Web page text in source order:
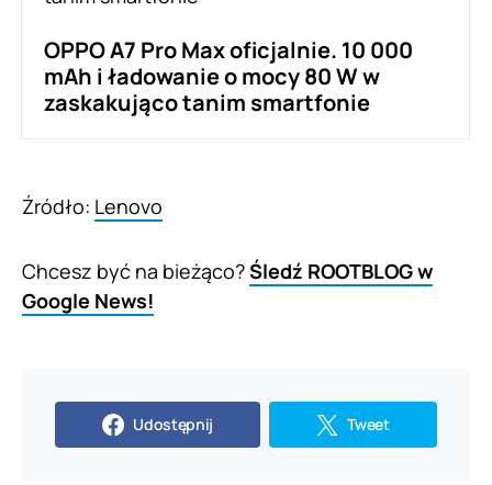
OPPO A7 Pro Max oficjalnie. 10 000
mAh i ładowanie o mocy 80 W w
zaskakująco tanim smartfonie
Źródło: Lenovo
Chcesz być na bieżąco?Śledź ROOTBLOG w
Google News!
Udostępnij Tweet